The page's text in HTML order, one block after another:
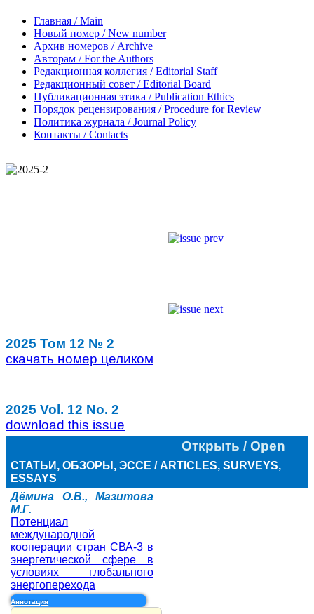
Главная / Main
Новый номер / New number
Архив номеров / Archive
Авторам / For the Authors
Редакционная коллегия / Editorial Staff
Редакционный совет / Editorial Board
Публикационная этика / Publication Ethics
Порядок рецензирования / Procedure for Review
Политика журнала / Journal Policy
Контакты / Contacts
2025 Том 12 № 2
скачать номер целиком
2025 Vol. 12 No. 2
download this issue
Открыть / Open
СТАТЬИ, ОБЗОРЫ, ЭССЕ / ARTICLES, SURVEYS,
ESSAYS
Дёмина О.В., Мазитова
М.Г.
Потенциал
международной
кооперации стран СВА-3 в
энергетической сфере в
условиях глобального
энергоперехода
Аннотация